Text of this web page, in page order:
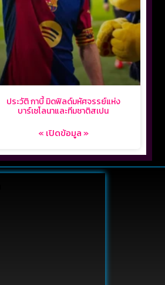
ประวัติ กาบี้ มิดฟิลด์มหัศจรรย์แห่ง
บาร์เซโลนาและทีมชาติสเปน
« เปิดข้อมูล »